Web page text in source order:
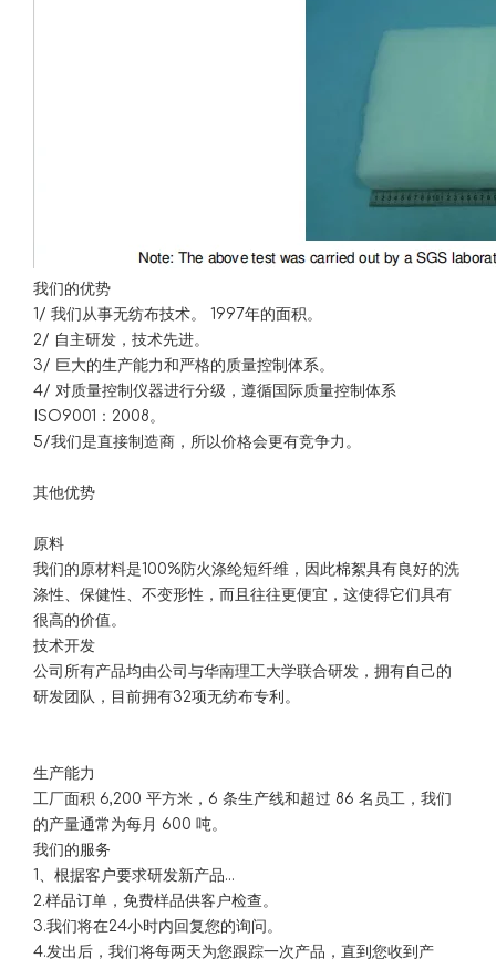
我们的优势
1/ 我们从事无纺布技术。 1997年的面积。
2/ 自主研发，技术先进。
3/ 巨大的生产能力和严格的质量控制体系。
4/ 对质量控制仪器进行分级，遵循国际质量控制体系
ISO9001：2008。
5/我们是直接制造商，所以价格会更有竞争力。
其他优势
原料
我们的原材料是100%防火涤纶短纤维，因此棉絮具有良好的洗
涤性、保健性、不变形性，而且往往更便宜，这使得它们具有
很高的价值。
技术开发
公司所有产品均由公司与华南理工大学联合研发，拥有自己的
研发团队，目前拥有32项无纺布专利。
生产能力
工厂面积 6,200 平方米，6 条生产线和超过 86 名员工，我们
的产量通常为每月 600 吨。
我们的服务
1、根据客户要求研发新产品...
2.样品订单，免费样品供客户检查。
3.我们将在24小时内回复您的询问。
4.发出后，我们将每两天为您跟踪一次产品，直到您收到产